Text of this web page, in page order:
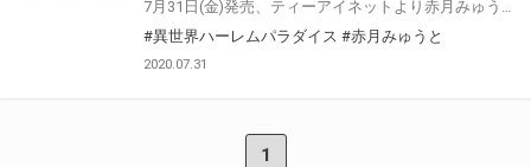
#異世界ハーレムパラダイス #赤月みゅうと
2020.07.31
1